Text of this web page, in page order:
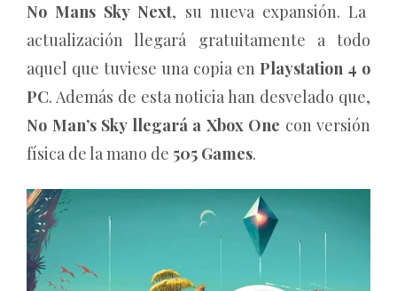
No Mans Sky Next, su nueva expansión. La
actualización llegará gratuitamente a todo
aquel que tuviese una copia en Playstation 4 o
PC. Además de esta noticia han desvelado que,
No Man’s Sky llegará a Xbox One con versión
física de la mano de 505 Games.